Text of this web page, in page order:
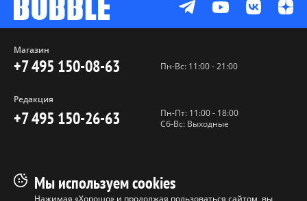
Магазин
+7 495 150-08-63 Пн-Вс: 11:00 - 21:00
Редакция
+7 495 150-26-63
Пн-Пт: 11:00 - 18:00
Сб-Вс: Выходные
Пользовательское соглашение
Политика конфиденциальности
Мы используем cookies
Нажимая «Хорошо» и продолжая пользоваться сайтом, вы